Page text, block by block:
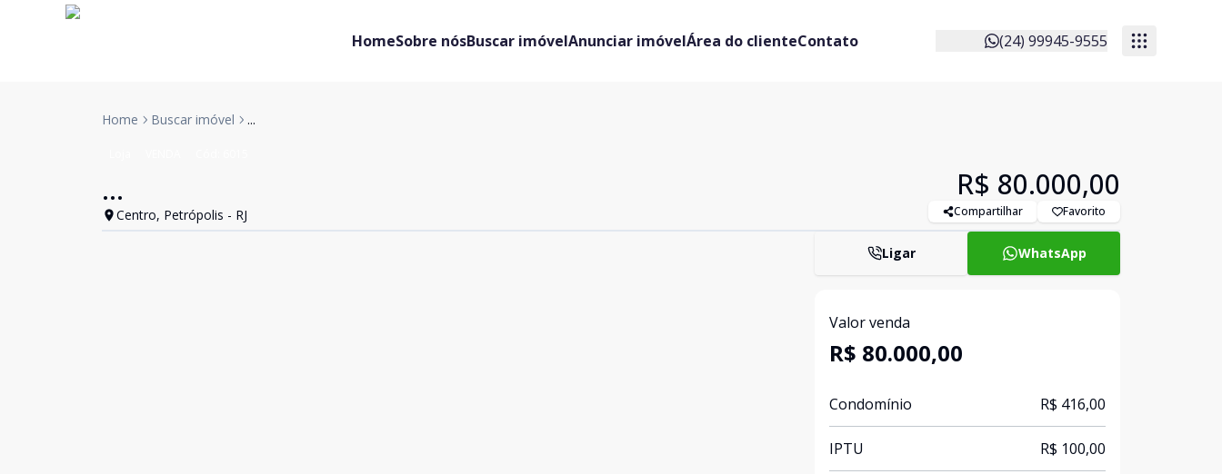
HomeSobre nósBuscar imóvelAnunciar imóvelÁrea do clienteContato (24) 99945-9555
Home Buscar imóvel ...
...
Centro, Petrópolis - RJ
R$ 80.000,00
Compartilhar Favorito
Ligar WhatsApp
Valor venda
R$ 80.000,00
Condomínio R$ 416,00
IPTU R$ 100,00